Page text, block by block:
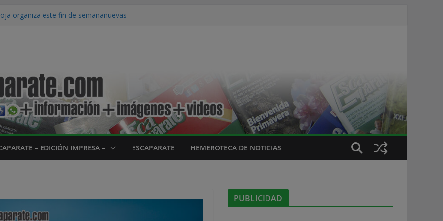
organiza este fin de semananuevas
las terceras Fiestas de la Juventud
sus fiestas
horas dan comienzo las fietas de
– EDICIÓN IMPRESA – ESCAPARATE HEMEROTECA DE NOTICIAS
PUBLICIDAD